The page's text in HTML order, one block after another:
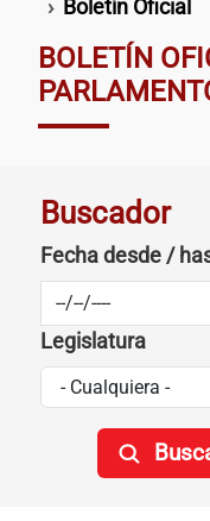
Boletín Oficial
BOLETÍN
Buscador
Fecha desde /
Legislatura